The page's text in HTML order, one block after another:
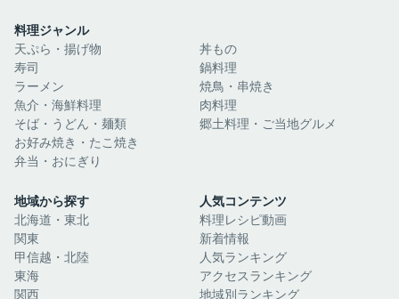
料理ジャンル
天ぷら・揚げ物
寿司
ラーメン
魚介・海鮮料理
そば・うどん・麺類
お好み焼き・たこ焼き
弁当・おにぎり
丼もの
鍋料理
焼鳥・串焼き
肉料理
郷土料理・ご当地グルメ
地域から探す
北海道・東北
関東
甲信越・北陸
東海
関西
人気コンテンツ
料理レシピ動画
新着情報
人気ランキング
アクセスランキング
地域別ランキング